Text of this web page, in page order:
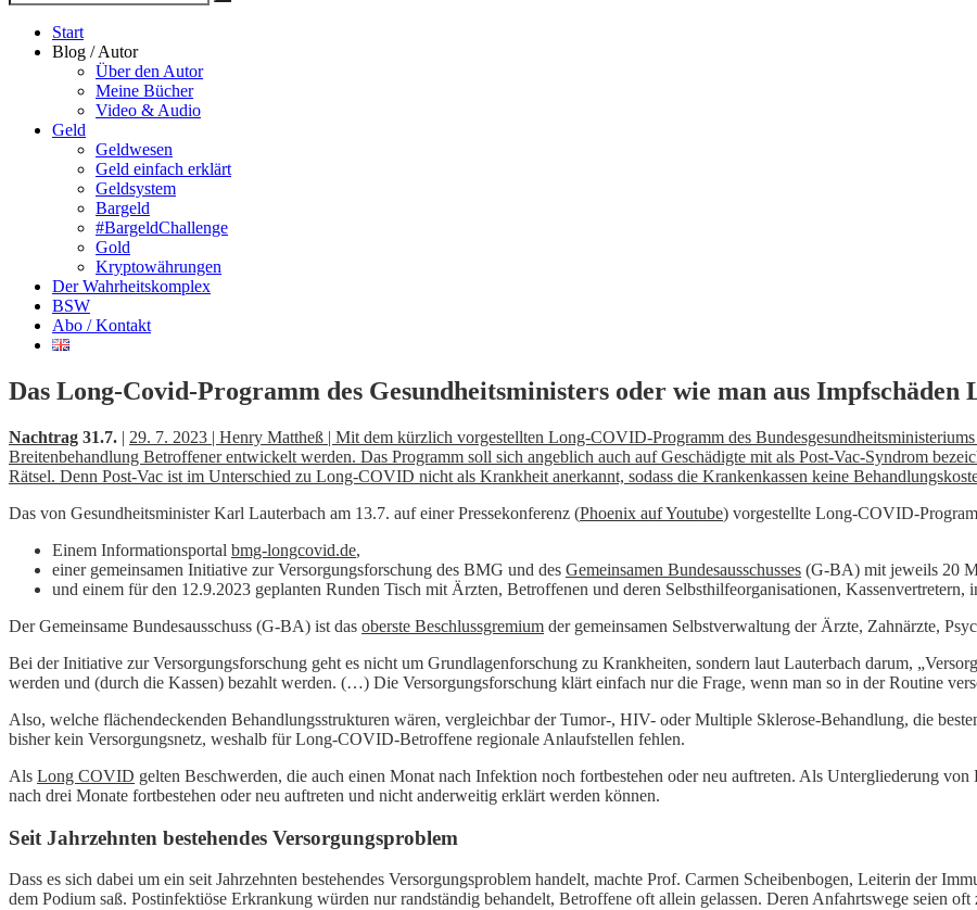
nach
Suche
Start
Blog / Autor
Über den Autor
Meine Bücher
Video & Audio
Geld
Geldwesen
Geld einfach erklärt
Geldsystem
Bargeld
#BargeldChallenge
Gold
Kryptowährungen
Der Wahrheitskomplex
BSW
Abo / Kontakt
Das Long-Covid-Programm des Gesundheitsministers oder wie man aus Impfschäden
Nachtrag 31.7. | 29. 7. 2023 | Henry Mattheß | Mit dem kürzlich vorgestellten Long-COVID-Programm des
Breitenbehandlung Betroffener entwickelt werden. Das Programm soll sich angeblich auch auf Geschädigte mit als Post-Vac-Syndrom
Rätsel. Denn Post-Vac ist im Unterschied zu Long-COVID nicht als Krankheit anerkannt, sodass die Krankenkassen keine
Das von Gesundheitsminister Karl Lauterbach am 13.7. auf einer Pressekonferenz (Phoenix auf Youtube) vorgestellte Long-COVID-
Einem Informationsportal bmg-longcovid.de,
einer gemeinsamen Initiative zur Versorgungsforschung des BMG und des Gemeinsamen Bundesausschusses (G-BA) mit jeweils 20
und einem für den 12.9.2023 geplanten Runden Tisch mit Ärzten, Betroffenen und deren Selbsthilfeorganisationen, Kassenvertretern,
Der Gemeinsame Bundesausschuss (G-BA) ist das oberste Beschlussgremium der gemeinsamen Selbstverwaltung der Ärzte, Zahnärzte,
Bei der Initiative zur Versorgungsforschung geht es nicht um Grundlagenforschung zu Krankheiten, sondern laut Lauterbach darum,
werden und (durch die Kassen) bezahlt werden. (…) Die Versorgungsforschung klärt einfach nur die Frage, wenn man so in der Routine
Also, welche flächendeckenden Behandlungsstrukturen wären, vergleichbar der Tumor-, HIV- oder Multiple Sklerose-Behandlung, die
bisher kein Versorgungsnetz, weshalb für Long-COVID-Betroffene regionale Anlaufstellen fehlen.
Als Long COVID gelten Beschwerden, die auch einen Monat nach Infektion noch fortbestehen oder neu auftreten. Als Untergliederung
nach drei Monate fortbestehen oder neu auftreten und nicht anderweitig erklärt werden können.
Seit Jahrzehnten bestehendes Versorgungsproblem
Dass es sich dabei um ein seit Jahrzehnten bestehendes Versorgungsproblem handelt, machte Prof. Carmen Scheibenbogen, Leiterin der
dem Podium saß. Postinfektiöse Erkrankung würden nur randständig behandelt, Betroffene oft allein gelassen. Deren Anfahrtswege seien